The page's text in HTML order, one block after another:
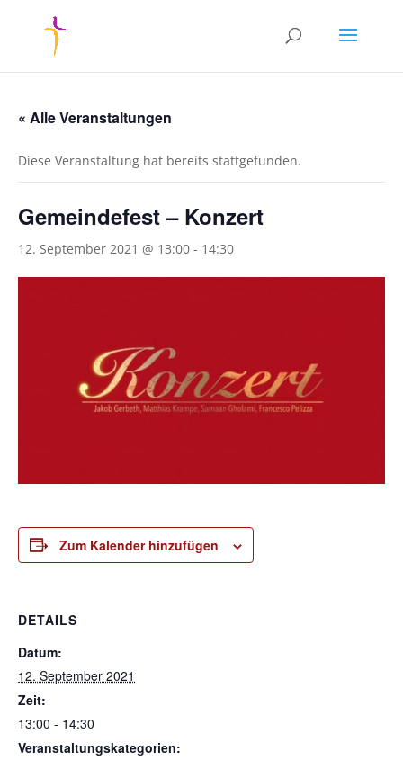
« Alle Veranstaltungen
Diese Veranstaltung hat bereits stattgefunden.
Gemeindefest – Konzert
12. September 2021 @ 13:00 - 14:30
Zum Kalender hinzufügen
DETAILS
Datum:
12. September 2021
Zeit:
13:00 - 14:30
Veranstaltungskategorien: